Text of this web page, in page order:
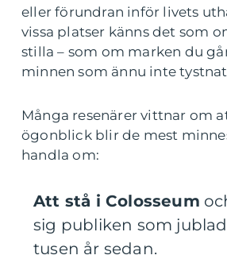
eller förundran inför livets
vissa platser känns det som
stilla – som om marken du
minnen som ännu inte
Många resenärer vittnar om
ögonblick blir de mest
handla om:
Att stå i Colosseum
sig publiken som
tusen år sedan.